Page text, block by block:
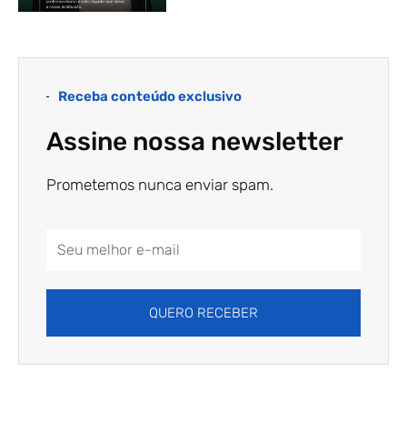
Receba conteúdo exclusivo
Assine nossa newsletter
Prometemos nunca enviar spam.
QUERO RECEBER